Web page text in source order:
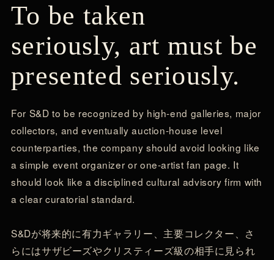
To be taken
seriously, art must be
presented seriously.
For S&D to be recognized by high-end galleries, major
collectors, and eventually auction-house level
counterparties, the company should avoid looking like
a simple event organizer or one-artist fan page. It
should look like a disciplined cultural advisory firm with
a clear curatorial standard.
S&Dが将来的に有力ギャラリー、主要コレクター、さ
らにはサザビーズやクリスティーズ級の相手に見られ